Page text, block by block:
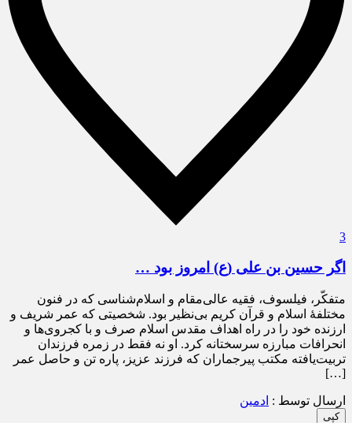
3
اگر حسین بن علی (ع) امروز بود …
متفکّر، فیلسوف، فقیه عالی‌مقام و اسلام‌شناسی که در فنون
مختلفۀ اسلام و قرآن کریم بی‌نظیر بود. شخصیتی که عمر شریف و
ارزنده خود را در راه اهداف مقدس اسلام صرف و با کجروی‌ها و
انحرافات مبارزه سرسختانه کرد. او نه فقط در زمره فرزندان
تربیت‌یافته مکتب پیرجماران که فرزند عزیز، پاره تن و حاصل عمر
[…]
ارسال توسط : ادمین
کپی